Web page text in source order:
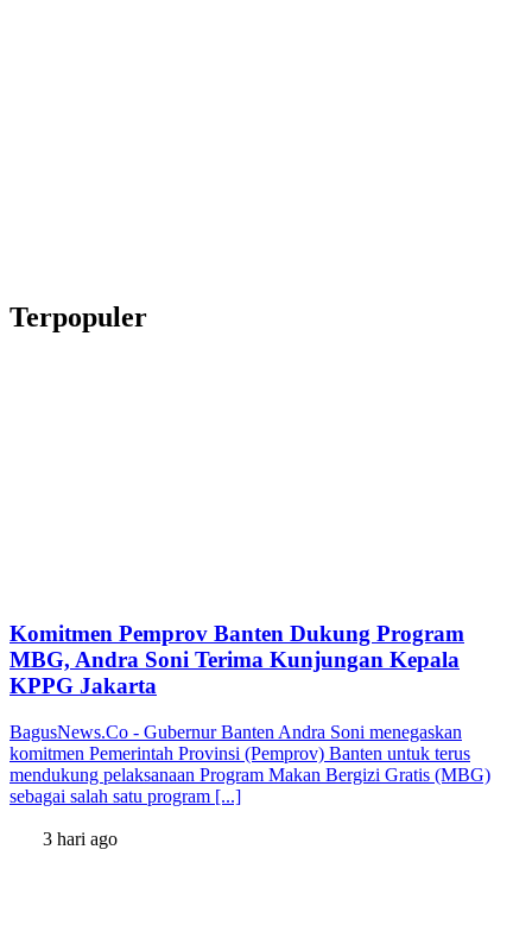
Terpopuler
Komitmen Pemprov Banten Dukung Program
MBG, Andra Soni Terima Kunjungan Kepala
KPPG Jakarta
BagusNews.Co - Gubernur Banten Andra Soni menegaskan
komitmen Pemerintah Provinsi (Pemprov) Banten untuk terus
mendukung pelaksanaan Program Makan Bergizi Gratis (MBG)
sebagai salah satu program [...]
3 hari ago